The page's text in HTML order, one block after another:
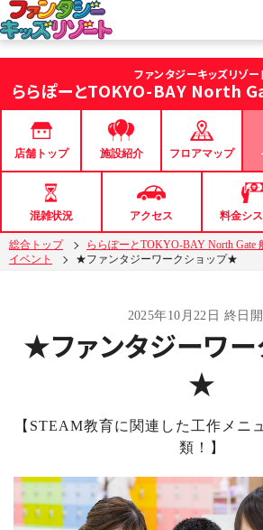
ファンタジーキッズリゾー
ららぽーとTOKYO-BAY North
店舗トップ 施設紹介 フロアマップ
混雑状況 アクセス 料金シ
総合トップ
ららぽーとTOKYO-BAY North Gate
イベント
★ファンタジーワークショップ★
2025年10月22日 終日
★ファンタジーワー
★
【STEAM教育に関連した工作メニ
類！】